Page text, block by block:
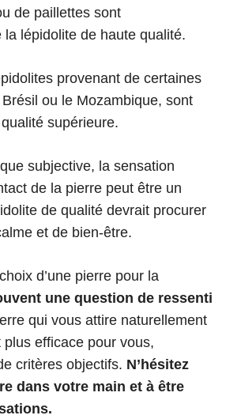
de paillettes sont
lépidolite de haute qualité.
provenant de certaines
ou le Mozambique, sont
supérieure.
subjective, la sensation
de la pierre peut être un
de qualité devrait procurer
et de bien-être.
d’une pierre pour la
une question de ressenti
qui vous attire naturellement
efficace pour vous,
critères objectifs. N’hésitez
dans votre main et à être